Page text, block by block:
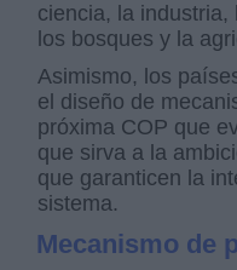
ciencia, la
los bosques y la
Asimismo, los
el diseño de
próxima COP que
que sirva a la
que garanticen la
sistema.
Mecanismo de